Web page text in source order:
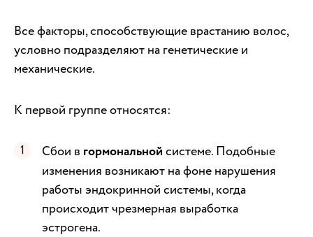
Все факторы, способствующие врастанию волос,
условно подразделяют на генетические и
механические.
К первой группе относятся:
Сбои в гормональной системе. Подобные
изменения возникают на фоне нарушения
работы эндокринной системы, когда
происходит чрезмерная выработка
эстрогена.